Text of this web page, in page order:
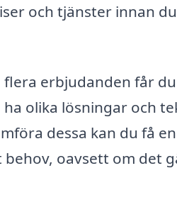
och tjänster innan
erbjudanden får
olika lösningar och
dessa kan du få
oavsett om det